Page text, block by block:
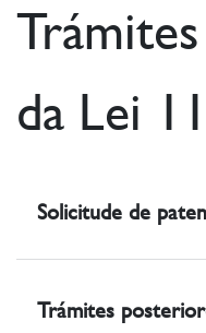
da Lei
Solicitude de
Trámites